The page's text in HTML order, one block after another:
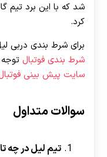
شد که با این برد تیم
کرد.
برای شرط بندی دربی
شرط بندی فوتبال
سایت پیش بینی
سوالات متداول
تیم لیل در چه